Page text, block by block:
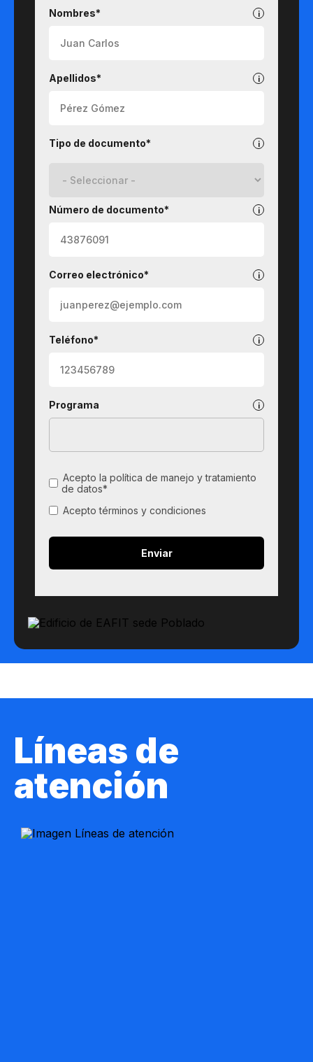
Nombres*
Apellidos*
Tipo de documento*
Número de documento*
Correo electrónico*
Teléfono*
Programa
Acepto la política de manejo y tratamiento
de datos*
Acepto términos y condiciones
Líneas de
atención